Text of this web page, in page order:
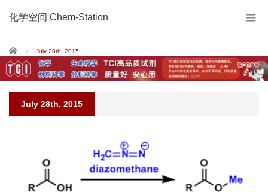
化学空间 Chem-Station
Home July 28th, 2015
July 28th, 2015